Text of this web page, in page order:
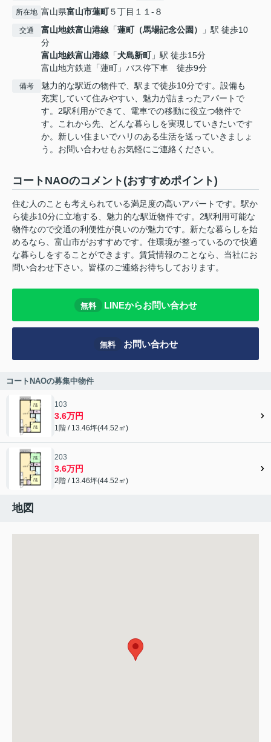
所在地 富山県富山市蓮町５丁目１１-８
交通 富山地鉄富山港線 「蓮町（馬場記念公園）
」駅 徒歩10
分
富山地鉄富山港線 「犬島新町」駅 徒歩15分
富山地方鉄道「蓮町」バス停下車 徒歩9分
備考
魅力的な駅近の物件で、駅まで徒歩10分です。設備も
充実していて住みやすい、魅力が詰まったアパートで
す。2駅利用ができて、電車での移動に役立つ物件で
す。これから先、どんな暮らしを実現していきたいです
か。新しい住まいでハリのある生活を送っていきましょ
う。お問い合わせもお気軽にご連絡ください。
コートNAOのコメント(おすすめポイント)
住む人のことも考えられている満足度の高いアパートです。駅か
ら徒歩10分に立地する、魅力的な駅近物件です。2駅利用可能な
物件なので交通の利便性が良いのが魅力です。新たな暮らしを始
めるなら、富山市がおすすめです。住環境が整っているので快適
な暮らしをすることができます。賃貸情報のことなら、当社にお
問い合わせ下さい。皆様のご連絡お待ちしております。
無料 LINEからお問い合わせ
無料 お問い合わせ
コートNAOの募集中物件
103
3.6万円
1階 / 13.46坪(44.52㎡)
203
3.6万円
2階 / 13.46坪(44.52㎡)
地図